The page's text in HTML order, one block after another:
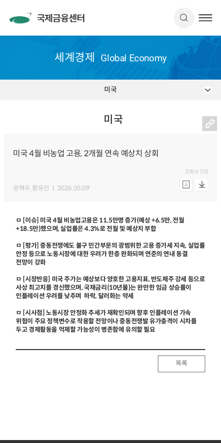
세계경제 Global Economy
미국
미국
미국 4월 비농업 고용, 2개월 연속 예상치 상회
권혁우, 황유선 2026.05.09
조회수 772
ㅁ [이슈] 미국 4월 비농업고용은 11.5만명 증가(예상 +6.5만, 전월
+18.5만)했으며, 실업률은 4.3%로 전월 및 예상치 부합
ㅁ [평가] 중동전쟁에도 불구 민간부문의 광범위한 고용 증가세 지속, 실업률
안정 등으로 노동시장에 대한 우려가 한층 완화되며 연준의 연내 동결
전망이 강화
ㅁ [시장반응] 미국 주가는 예상보다 양호한 고용지표, 반도체주 강세 등으로
사상 최고치를 경신했으며, 국채금리(10년물)는 완만한 임금 상승률이
인플레이션 우려를 낮추며 하락, 달러화는 약세
ㅁ [시사점] 노동시장 안정화 추세가 재확인되며 향후 인플레이션 가속
위험이 주요 정책변수로 작용할 전망이나 중동전쟁발 유가충격이 시차를
두고 경제활동을 억제할 가능성이 병존함에 유의할 필요
목록